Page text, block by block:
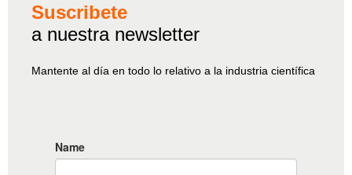
Suscribete
a nuestra newsletter
Mantente al día en todo lo relativo a la industria científica